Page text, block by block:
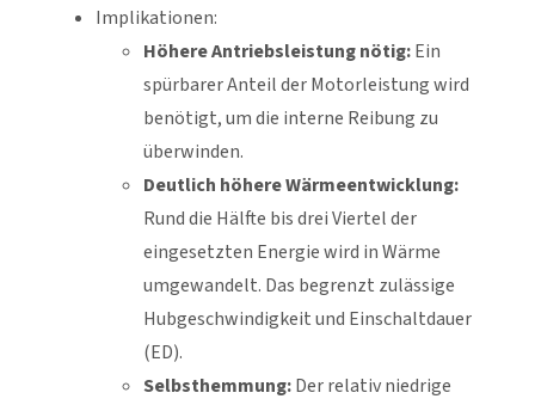
Implikationen:
Höhere Antriebsleistung nötig:Ein
spürbarer Anteil der Motorleistung wird
benötigt, um die interne Reibung zu
überwinden.
Deutlich höhere Wärmeentwicklung:
Rund die Hälfte bis drei Viertel der
eingesetzten Energie wird in Wärme
umgewandelt. Das begrenzt zulässige
Hubgeschwindigkeit und Einschaltdauer
(ED).
Selbsthemmung:Der relativ niedrige